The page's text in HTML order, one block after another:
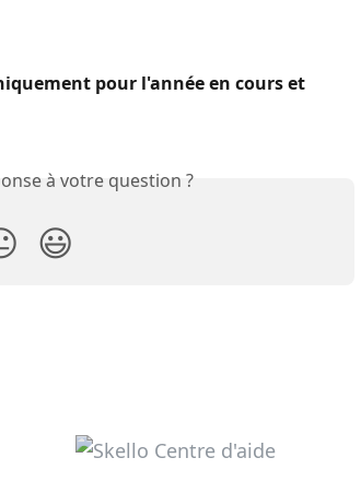
pour l'année en cours et
à votre question ?
😃